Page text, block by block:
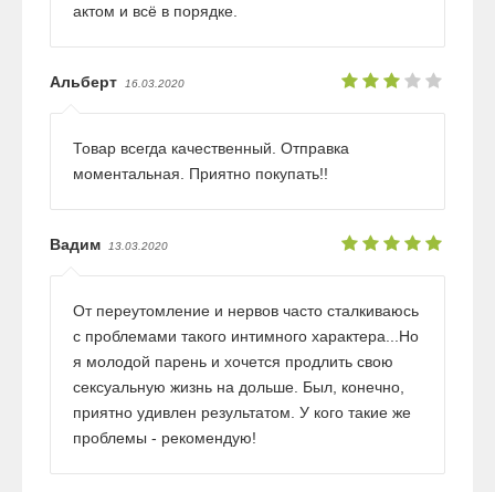
актом и всё в порядке.
Альберт 16.03.2020
Товар всегда качественный. Отправка
моментальная. Приятно покупать!!
Вадим 13.03.2020
От переутомление и нервов часто сталкиваюсь
с проблемами такого интимного характера...Но
я молодой парень и хочется продлить свою
сексуальную жизнь на дольше. Был, конечно,
приятно удивлен результатом. У кого такие же
проблемы - рекомендую!